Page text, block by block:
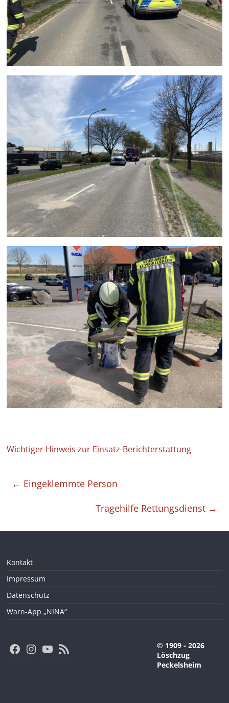
Wichtiger Hinweis zur Einsatz-Berichterstattung
← Eingeklemmte Person
Tragehilfe Rettungsdienst →
Kontakt
Impressum
Datenschutz
Warn-App „NINA“
Facebook Instagram YouTube RSS-Feed
© 1909 - 2026
Löschzug
Peckelsheim